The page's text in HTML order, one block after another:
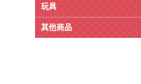
玩具
其他商品